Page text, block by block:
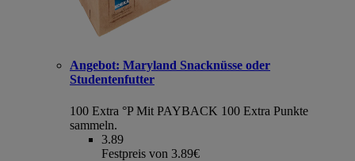
Angebot: Maryland Snacknüsse oder
Studentenfutter
100 Extra °P Mit PAYBACK 100 Extra Punkte
sammeln.
3.89
Festpreis von 3.89€